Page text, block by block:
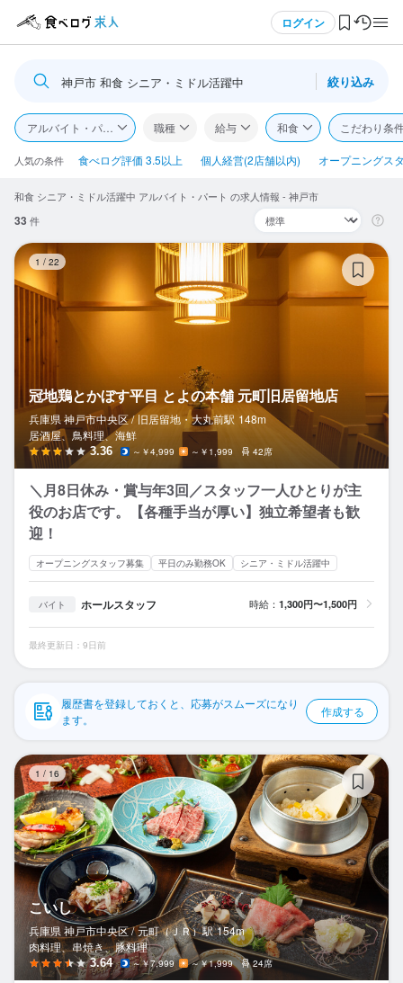
ログイン
ログイン・無料会員登録
食べログ求人TOP
求人検索
閲覧履歴
気になる求人
検索履歴・保存した条件
応募履歴
WEB履歴書
スカウト・メルマガ受信設定
ヘルプ・お問い合わせフォーム
掲載をご検討の店舗様へ
食べログ求人PRESS
プライバシーポリシー
利用規約
企業情報
神戸市 和食 シニア・ミドル活躍中 絞り込み
アルバイト・パート 職種 給与 和食 こだわり条
人気の条件 食べログ評価 3.5以上 個人経営(2店舗以内) オープニングス
和食 シニア・ミドル活躍中 アルバイト・パート の求人情報 - 神戸市
33 件
1 / 22
冠地鶏とかぼす平目 とよの本舗 元町旧居留地店
兵庫県 神戸市中央区 / 旧居留地・大丸前駅 148m
居酒屋、鳥料理、海鮮
3.36 ～￥4,999 ～￥1,999 42席
＼月8日休み・賞与年3回／スタッフ一人ひとりが主
役のお店です。【各種手当が厚い】独立希望者も歓
迎！
オープニングスタッフ募集 平日のみ勤務OK シニア・ミドル活躍中
バイト ホールスタッフ 時給： 1,300円〜1,500円
最終更新日：9日前
履歴書を登録しておくと、応募がスムーズになり
ます。
作成する
1 / 16
こいし
兵庫県 神戸市中央区 / 元町（ＪＲ）駅 154m
肉料理、串焼き、豚料理
3.64 ～￥7,999 ～￥1,999 24席